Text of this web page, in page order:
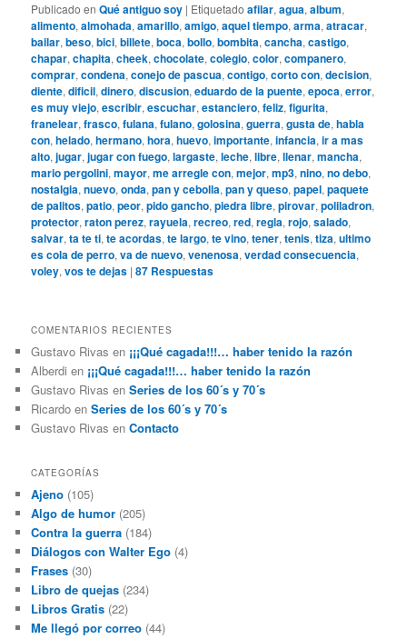
Publicado en Qué antiguo soy | Etiquetado afilar,agua,album,
alimento,almohada,amarillo,amigo,aquel tiempo,arma,atracar,
bailar,beso,bici,billete,boca,bollo,bombita,cancha,castigo,
chapar,chapita,cheek,chocolate,colegio,color,companero,
comprar,condena,conejo de pascua,contigo,corto con,decision,
diente,dificil,dinero,discusion,eduardo de la puente,epoca,error,
es muy viejo,escribir,escuchar,estanciero,feliz,figurita,
franelear,frasco,fulana,fulano,golosina,guerra,gusta de,habla
con,helado,hermano,hora,huevo,importante,infancia,ir a mas
alto,jugar,jugar con fuego,largaste,leche,libre,llenar,mancha,
mario pergolini,mayor,me arregle con,mejor,mp3,nino,no debo,
nostalgia,nuevo,onda,pan y cebolla,pan y queso,papel,paquete
de palitos,patio,peor,pido gancho,piedra libre,pirovar,poliladron,
protector,raton perez,rayuela,recreo,red,regla,rojo,salado,
salvar,ta te ti,te acordas,te largo,te vino,tener,tenis,tiza,ultimo
es cola de perro,va de nuevo,venenosa,verdad consecuencia,
voley,vos te dejas |87 Respuestas
COMENTARIOS RECIENTES
Gustavo Rivas en ¡¡¡Qué cagada!!!… haber tenido la razón
Alberdi en ¡¡¡Qué cagada!!!… haber tenido la razón
Gustavo Rivas enSeries de los 60´s y 70´s
Ricardo enSeries de los 60´s y 70´s
Gustavo Rivas enContacto
CATEGORÍAS
Ajeno (105)
Algo de humor (205)
Contra la guerra (184)
Diálogos con Walter Ego (4)
Frases (30)
Libro de quejas (234)
Libros Gratis (22)
Me llegó por correo (44)